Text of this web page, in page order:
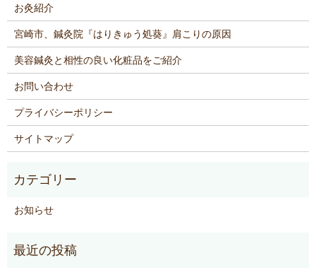
お灸紹介
宮崎市、鍼灸院『はりきゅう処葵』肩こりの原因
美容鍼灸と相性の良い化粧品をご紹介
お問い合わせ
プライバシーポリシー
サイトマップ
お知らせ